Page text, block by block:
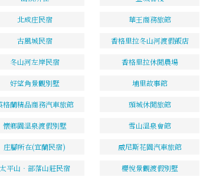
北成庄民宿 華王商務旅館
古風城民宿 香格里拉冬山河渡假飯店
冬山河左岸民宿 香格里拉休閒農場
好望角景觀別墅 埔里故事館
格蘭精品商務汽車旅館 頭城休閒旅館
懷鄉園溫泉渡假別墅 雪山溫泉會館
庄腳所在(宜蘭民宿) 威尼斯花園汽車旅館
太平山‧部落山莊民宿 櫻悅景觀渡假別墅